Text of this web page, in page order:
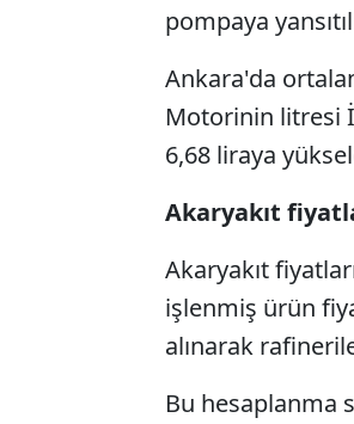
pompaya
Ankara'da
Motorinin litresi
6,68 liraya
Akaryakıt
Akaryakıt
işlenmiş ürün
alınarak
Bu hesaplanma